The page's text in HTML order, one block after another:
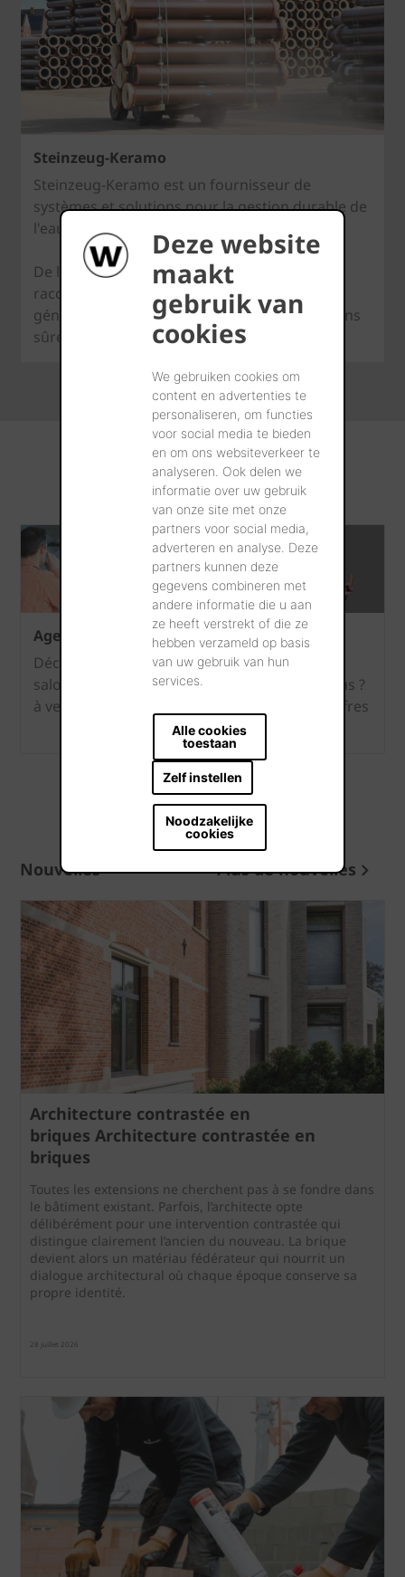
Deze website
maakt
gebruik van
cookies
We gebruiken cookies om
content en advertenties te
personaliseren, om functies
voor social media te bieden
en om ons websiteverkeer te
analyseren. Ook delen we
informatie over uw gebruik
van onze site met onze
partners voor social media,
adverteren en analyse. Deze
partners kunnen deze
gegevens combineren met
andere informatie die u aan
ze heeft verstrekt of die ze
hebben verzameld op basis
van uw gebruik van hun
services.
Alle cookies
toestaan
Zelf instellen
Noodzakelijke
cookies
Steinzeug-Keramo
Steinzeug-Keramo est un fournisseur de
systèmes et solutions pour la gestion durable de
l'eau et des eaux usées.
De la plus haute qualité, ses tuyaux, regards,
raccords et accessoires tiennent plusieurs
générations, garantissant ainsi des applications
sûres, fiables et rentables.
Agenda
Découvrez nos
salons et événements
à venir.
Offres d'emploi
Souhaitez-vous
travailler avec nous ?
Découvrez nos offres
d'emploi !
Nouvelles Plus de nouvelles
Architecture contrastée en
briques Architecture contrastée en
briques
Toutes les extensions ne cherchent pas à se fondre dans
le bâtiment existant. Parfois, l’architecte opte
délibérément pour une intervention contrastée qui
distingue clairement l’ancien du nouveau. La brique
devient alors un matériau fédérateur qui nourrit un
dialogue architectural où chaque époque conserve sa
propre identité.
28 juillet 2026